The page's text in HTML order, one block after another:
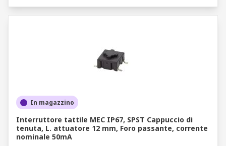
In magazzino
Interruttore tattile MEC IP67, SPST Cappuccio di
tenuta, L. attuatore 12 mm, Foro passante, corrente
nominale 50mA